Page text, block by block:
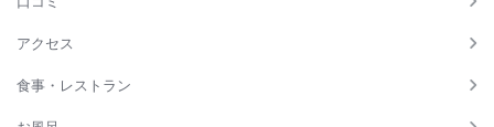
アクセス
食事・レストラン